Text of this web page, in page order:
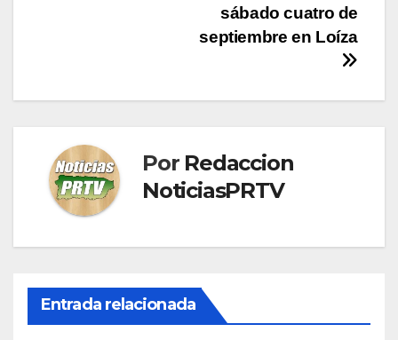
sábado cuatro de
septiembre en Loíza
Por Redaccion
NoticiasPRTV
Entrada relacionada